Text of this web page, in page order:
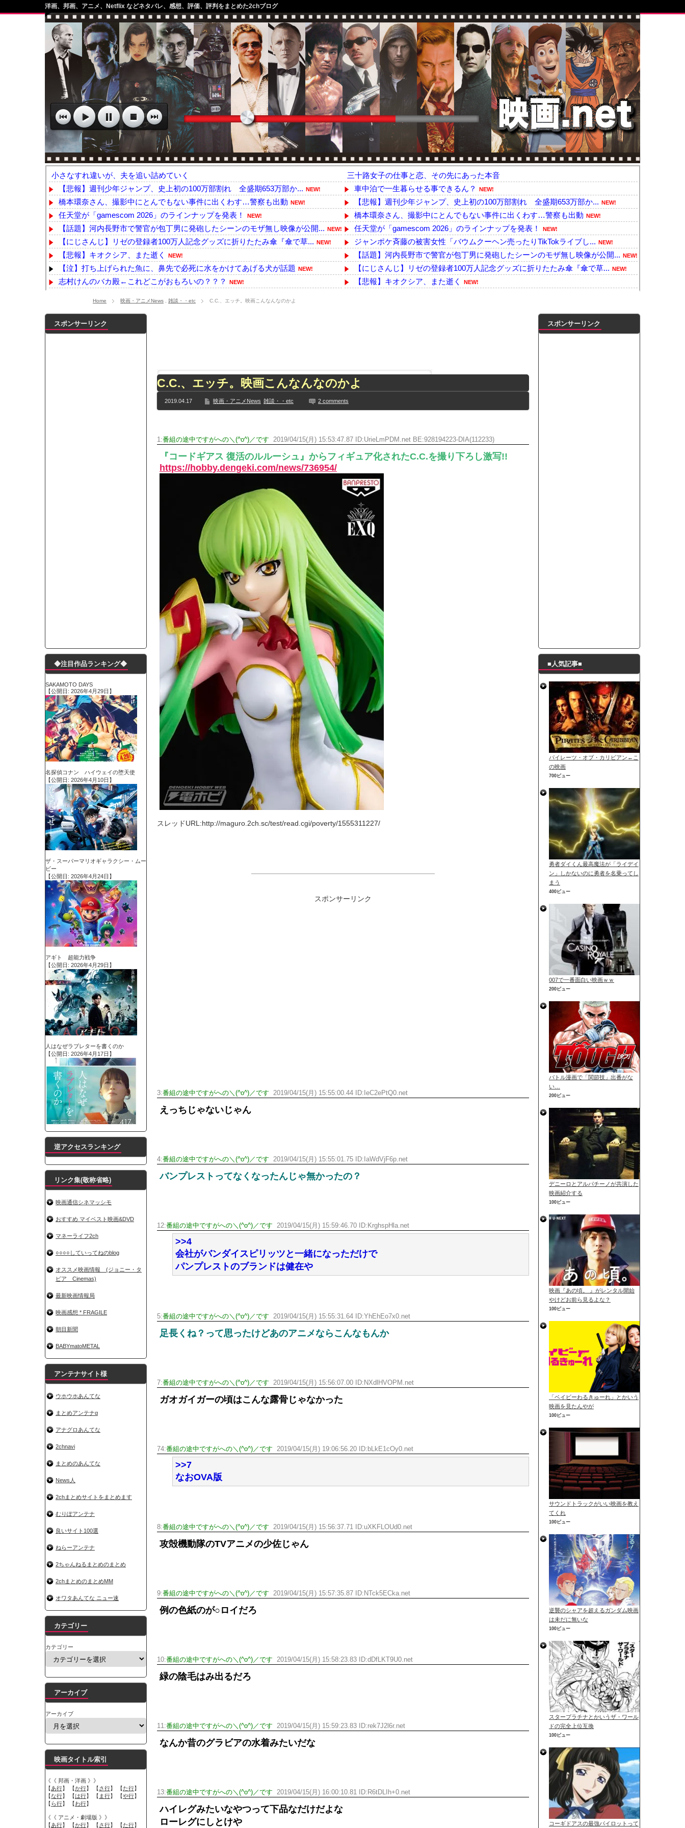
洋画、邦画、アニメ、Netflix などネタバレ、感想、評価、評判をまとめた2chブログ
小さなすれ違いが、夫を追い詰めていく
【悲報】週刊少年ジャンプ、史上初の100万部割れ 全盛期653万部か... NEW!
橋本環奈さん、撮影中にとんでもない事件に出くわす…警察も出動 NEW!
任天堂が「gamescom 2026」のラインナップを発表！ NEW!
【話題】河内長野市で警官が包丁男に発砲したシーンのモザ無し映像が公開... NEW!
【にじさんじ】リゼの登録者100万人記念グッズに折りたたみ傘『傘で草... NEW!
【悲報】キオクシア、また逝く NEW!
【泣】打ち上げられた魚に、鼻先で必死に水をかけてあげる犬が話題 NEW!
志村けんのバカ殿←これどこがおもろいの？？？ NEW!
幼女戦記Ⅱ 第5話 感想：派閥のボスが島流しでキャリアプランが崩れ去...
【朗報】むちむち女子バレー選手さん、脱いでしまう????（画像あり）
【TWICE】サナが佐藤健とダブル主演の映画で演技に初挑戦‼
【乃木坂】TIFで披露したストライキダンスが大バズリ‼
【速報】石破首相 大敗の責任「両院議員総会での意見や総括を踏まえ、適...
メイドの格好してるちょちょたんの破壊力が半端ない【梅咲遥】
ランJ民ワイ、新しいランニングシューズを手に入れる
モーニングショー「視聴率5.2％！」テレビ朝日「ひたすら自民批判！」...
【唖然】渋谷のホームレス対策、とんでもない領域へｗｗｗｗｗｗ
子供部屋おじさんなんですがコード類の配線ぐちゃぐちゃさせない方法教え...
ポルシェが満を持して送り出す初EV 「タイカン」はテスラのライバルに...
【朗報】阪神のドラフト、ガチで大当たりだったｗｗｗｗｗｗｗｗｗｗｗｗ...
下半身トレーニング、太ももに自信ニキきてくれｗｗｗｗｗｗｗｗｗ
三十路女子の仕事と恋、その先にあった本音
車中泊で一生暮らせる事できるん？
NEW!
【悲報】週刊少年ジャンプ、史上初の100万部割れ 全盛期653万部か... NEW!
橋本環奈さん、撮影中にとんでもない事件に出くわす…警察も出動 NEW!
任天堂が「gamescom 2026」のラインナップを発表！ NEW!
ジャンポケ斉藤の被害女性「バウムクーヘン売ったりTikTokライブし... NEW!
【話題】河内長野市で警官が包丁男に発砲したシーンのモザ無し映像が公開... NEW!
【にじさんじ】リゼの登録者100万人記念グッズに折りたたみ傘『傘で草... NEW!
【悲報】キオクシア、また逝く NEW!
小学校を避難所にしたことに激怒した某野党幹部、僅か3文字で論破される...
【画像】Aカップにしかないこのエ□さｗｗｗｗｗｗｗ
【TWICE】サナが佐藤健とダブル主演の映画で演技に初挑戦‼
【画像】彼女「ねー、今日のデートこれで行っていー？」ﾊﾟｼｬ
メイドの格好してるちょちょたんの破壊力が半端ない【梅咲遥】
ランJ民ワイ、新しいランニングシューズを手に入れる
BABYMETAL「PMC Vol.29 新生ベビメタ表紙」
モーニングショー「視聴率5.2％！」テレビ朝日「ひたすら自民批判！」...
出自が社長にバレて「愛人になれ」と脅された。辞めたら1週間もしないう...
Powered by livedoor 相互RSS
Home 映画・アニメNews 雑談・・etc C.C.、エッチ。映画こんなんなのかよ
C.C.、エッチ。映画こんなんなのかよ
2019.04.17 映画・アニメNews 雑談・・etc 2 comments
1:番組の途中ですがへの＼(^o^)／です 2019/04/15(月) 15:53:47.87 ID:UrieLmPDM.net BE:928194223-DIA(112233)
『コードギアス 復活のルルーシュ』からフィギュア化されたC.C.を撮り下ろし激写!!
https://hobby.dengeki.com/news/736954/
スレッドURL:http://maguro.2ch.sc/test/read.cgi/poverty/1555311227/
スポンサーリンク
3:番組の途中ですがへの＼(^o^)／です 2019/04/15(月) 15:55:00.44 ID:IeC2ePtQ0.net
えっちじゃないじゃん
4:番組の途中ですがへの＼(^o^)／です 2019/04/15(月) 15:55:01.75 ID:IaWdVjF6p.net
バンプレストってなくなったんじゃ無かったの？
12:番組の途中ですがへの＼(^o^)／です 2019/04/15(月) 15:59:46.70 ID:KrghspHla.net
>>4
会社がバンダイスピリッツと一緒になっただけで
パンプレストのブランドは健在や
5:番組の途中ですがへの＼(^o^)／です 2019/04/15(月) 15:55:31.64 ID:YhEhEo7x0.net
足長くね？って思ったけどあのアニメならこんなもんか
7:番組の途中ですがへの＼(^o^)／です 2019/04/15(月) 15:56:07.00 ID:NXdlHVOPM.net
ガオガイガーの頃はこんな露骨じゃなかった
74:番組の途中ですがへの＼(^o^)／です 2019/04/15(月) 19:06:56.20 ID:bLkE1cOy0.net
>>7
なおOVA版
8:番組の途中ですがへの＼(^o^)／です 2019/04/15(月) 15:56:37.71 ID:uXKFLOUd0.net
攻殻機動隊のTVアニメの少佐じゃん
9:番組の途中ですがへの＼(^o^)／です 2019/04/15(月) 15:57:35.87 ID:NTck5ECka.net
例の色紙のが○ロイだろ
10:番組の途中ですがへの＼(^o^)／です 2019/04/15(月) 15:58:23.83 ID:dDfLKT9U0.net
緑の陰毛はみ出るだろ
11:番組の途中ですがへの＼(^o^)／です 2019/04/15(月) 15:59:23.83 ID:rek7J2l6r.net
なんか昔のグラビアの水着みたいだな
13:番組の途中ですがへの＼(^o^)／です 2019/04/15(月) 16:00:10.81 ID:R6tDLIh+0.net
ハイレグみたいなやつって下品なだけだよな
ローレグにしとけや
スポンサーリンク
◆注目作品ランキング◆
SAKAMOTO DAYS
【公開日: 2026年4月29日】
名探偵コナン ハイウェイの堕天使
【公開日: 2026年4月10日】
ザ・スーパーマリオギャラクシー・ムー
ビー
【公開日: 2026年4月24日】
アギト 超能力戦争
【公開日: 2026年4月29日】
人はなぜラブレターを書くのか
【公開日: 2026年4月17日】
逆アクセスランキング
リンク集(敬称省略)
映画通信シネマッシモ
おすすめ マイベスト映画&DVD
マネーライフ2ch
○○○○していってねのblog
オススメ映画情報 (ジョニー・タ
ピア Cinemas)
最新映画情報局
映画感想 * FRAGILE
朝目新聞
BABYmatoMETAL
アンテナサイト様
ウホウホあんてな
まとめアンテナα
アナグロあんてな
2chnavi
まとめのあんてな
News人
2chまとめサイトをまとめます
むりぽアンテナ
良いサイト100選
ねらーアンテナ
2ちゃんねるまとめのまとめ
2chまとめのまとめMM
オワタあんてな ニュー速
カテゴリー
カテゴリー
アーカイブ
アーカイブ
映画タイトル索引
《《 邦画・洋画 》》
【あ行】 【か行】 【さ行】 【た行】
【な行】 【は行】 【 ま行】 【や行】
【 ら行】 【わ行】
《《 アニメ・劇場版 》》
【あ行】 【か行】 【さ行】 【た行】
スポンサーリンク
■人気記事■
パイレーツ・オブ・カリビアン←こ
の映画
700ビュー
勇者ダイくん最高魔法が「ライデイ
ン」しかないのに勇者を名乗ってし
まう
400ビュー
007で一番面白い映画ｗｗ
200ビュー
バトル漫画で「関節技」出番がな
い…
200ビュー
デニーロとアルパチーノが共演した
映画紹介する
100ビュー
映画『あの頃。 』がレンタル開始
やけどお前ら見るよな？
100ビュー
「ベイビーわるきゅーれ」とかいう
映画を見たんやが
100ビュー
サウンドトラックがいい映画を教え
てくれ
100ビュー
逆襲のシャアを超えるガンダム映画
は未だに無いな
100ビュー
スタープラチナとかいうザ・ワール
ドの完全上位互換
100ビュー
コーギドアスの最強パイロットって